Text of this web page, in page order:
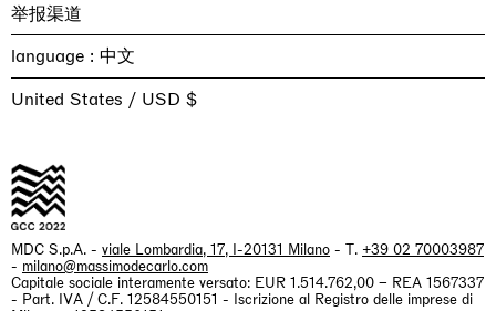
举报渠道
language :
United States / USD $
MDC S.p.A. - viale Lombardia, 17, I-20131 Milano - T. +39 02 70003987
- milano@massimodecarlo.com
Capitale sociale interamente versato: EUR 1.514.762,00 – REA 1567337
- Part. IVA / C.F. 12584550151 - Iscrizione al Registro delle imprese di